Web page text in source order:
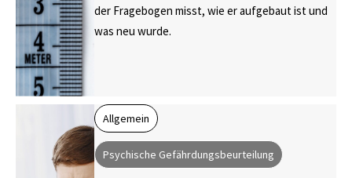
der Fragebogen misst, wie er aufgebaut ist und
was neu wurde.
Allgemein
Psychische Gefährdungsbeurteilung